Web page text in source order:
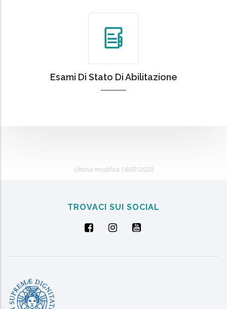
Esami Di Stato Di Abilitazione
Ultima modifica 16/07/2020
TROVACI SUI SOCIAL